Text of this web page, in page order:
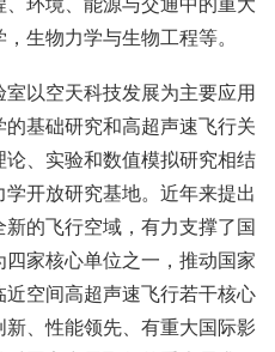
环境、能源与交通中的重大
生物力学与生物工程等。
以空天科技发展为主要应用
基础研究和高超声速飞行关
、实验和数值模拟研究相结
开放研究基地。近年来提出
的飞行空域，有力支撑了国
家核心单位之一，推动国家
空间高超声速飞行若干核心
、性能领先、有重大国际影